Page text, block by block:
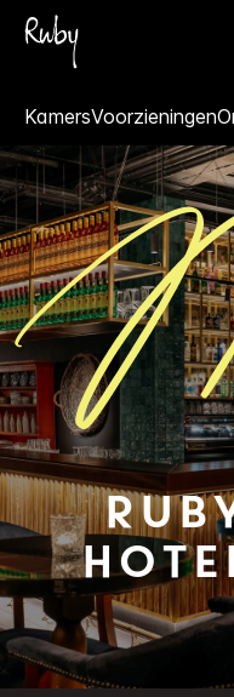
KamersVoorzieningen